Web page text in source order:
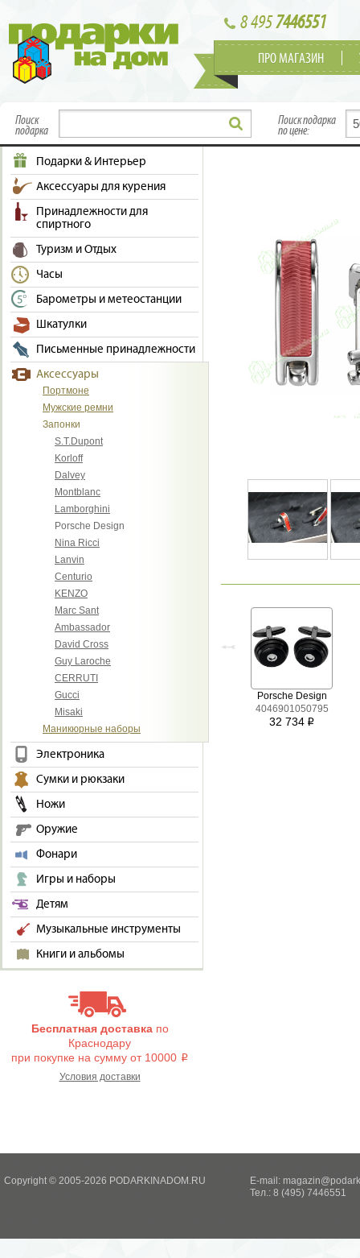
8 4957446551
ПРО МАГАЗИН
Поиск
подарка
Поиск подарка
по цене:
Подарки & Интерьер
Аксессуары для курения
Принадлежности для
спиртного
Туризм и Отдых
Часы
Барометры и метеостанции
Шкатулки
Письменные принадлежности
Аксессуары
Портмоне
Мужские ремни
Запонки
S.T.Dupont
Korloff
Dalvey
Montblanc
Lamborghini
Porsche Design
Nina Ricci
Lanvin
Centurio
KENZO
Marc Sant
Ambassador
David Cross
Guy Laroche
CERRUTI
Gucci
Misaki
Маникюрные наборы
Электроника
Сумки и рюкзаки
Ножи
Оружие
Фонари
Игры и наборы
Детям
Музыкальные инструменты
Книги и альбомы
Бесплатная доставкапо
Краснодару
при покупке на сумму от 10000 i
Условия доставки
Porsche Design
4046901050795
32 734 i
Copyright © 2005-2026 PODARKINADOM.RU E-mail:
Тел.: 8 (495) 7446551